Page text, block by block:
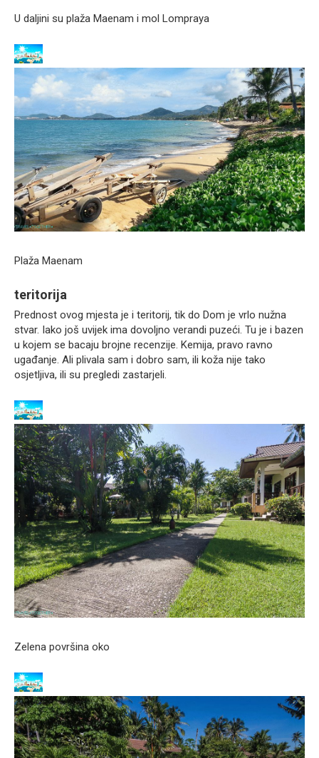
U daljini su plaža Maenam i mol Lompraya
Plaža Maenam
teritorija
Prednost ovog mjesta je i teritorij, tik do Dom je vrlo nužna
stvar. Iako još uvijek ima dovoljno verandi puzeći. Tu je i bazen
u kojem se bacaju brojne recenzije. Kemija, pravo ravno
ugađanje. Ali plivala sam i dobro sam, ili koža nije tako
osjetljiva, ili su pregledi zastarjeli.
Zelena površina oko